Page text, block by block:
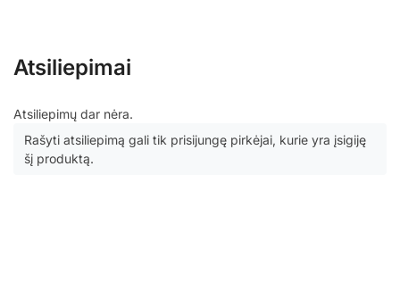
Atsiliepimai
Atsiliepimų dar nėra.
Rašyti atsiliepimą gali tik prisijungę pirkėjai, kurie yra įsigiję
šį produktą.